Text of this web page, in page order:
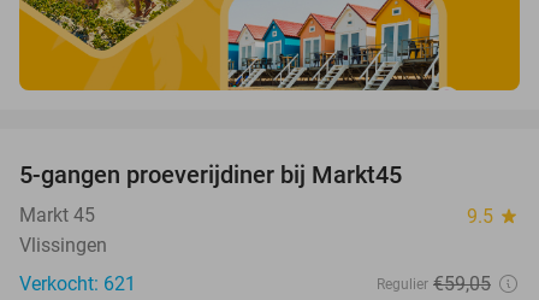
5-gangen proeverijdiner bij Markt45
Markt 45 9.5 star
Vlissingen
Verkocht: 621
Regulier €59,05